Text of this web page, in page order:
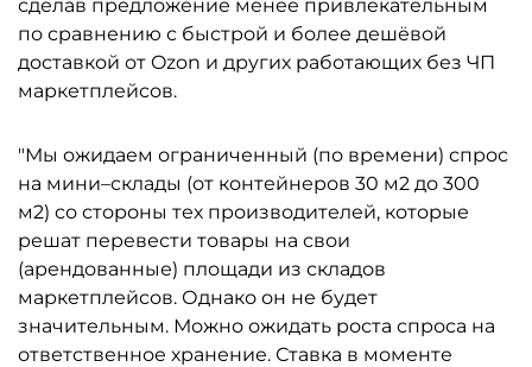
сделав предложение менее привлекательным
по сравнению с быстрой и более дешёвой
доставкой от Ozon и других работающих без ЧП
маркетплейсов.
"Мы ожидаем ограниченный (по времени) спрос
на мини–склады (от контейнеров 30 м2 до 300
м2) со стороны тех производителей, которые
решат перевести товары на свои
(арендованные) площади из складов
маркетплейсов. Однако он не будет
значительным. Можно ожидать роста спроса на
ответственное хранение. Ставка в моменте